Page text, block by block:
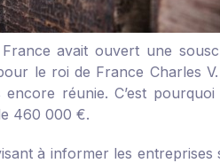
avait ouvert une
le roi de France Charles
réunie. C’est
460 000 €.
à informer les entreprises